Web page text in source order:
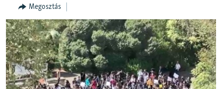
NER15
SZABADON
TÁRSADALOM
DEMOKRÁCIA
A PÉNZ NYOMÁBAN
Megosztás